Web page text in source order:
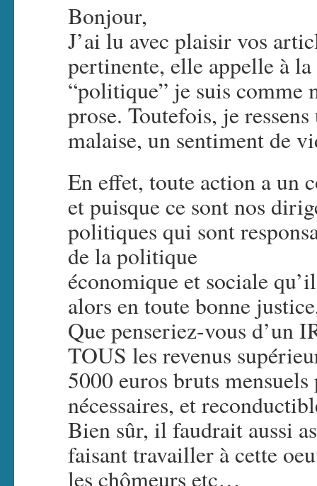
Bonjour,
J’ai lu avec plaisir vos
pertinente, elle appelle à
“politique” je suis comme
prose. Toutefois, je
malaise, un sentiment de
En effet, toute action a un
et puisque ce sont nos
politiques qui sont
de la politique
économique et sociale
alors en toute bonne
Que penseriez-vous d’un
TOUS les revenus
5000 euros bruts
nécessaires, et
Bien sûr, il faudrait aussi
faisant travailler à cette
les chômeurs etc…